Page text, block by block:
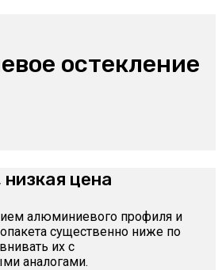
остекление
цена
алюминиевого профиля и
существенно ниже по
их с
аналогами.